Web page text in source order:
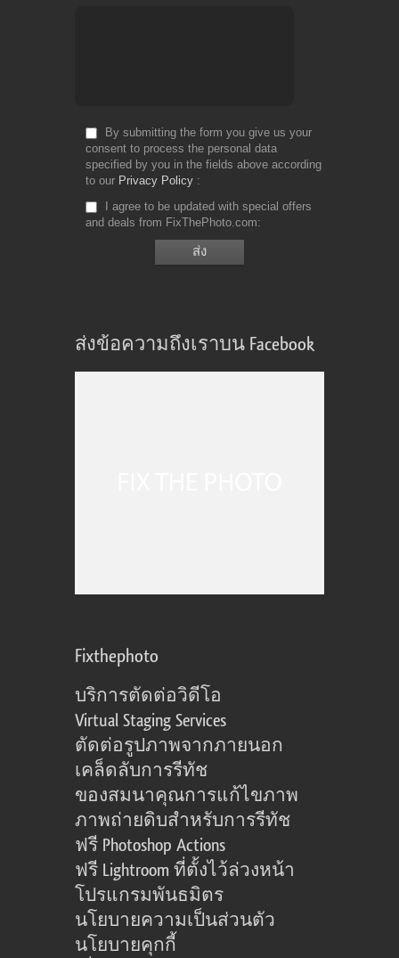
By submitting the form you give us your
consent to process the personal data
specified by you in the fields above according
to our Privacy Policy
I agree to be updated with special offers
and deals from FixThePhoto.com
ส่งข้อความถึงเราบน Facebook
Fixthephoto
บริการตัดต่อวิดีโอ
Virtual Staging Services
ตัดต่อรูปภาพจากภายนอก
เคล็ดลับการรีทัช
ของสมนาคุณการแก้ไขภาพ
ภาพถ่ายดิบสำหรับการรีทัช
ฟรี Photoshop Actions
ฟรี Lightroom ที่ตั้งไว้ล่วงหน้า
โปรแกรมพันธมิตร
นโยบายความเป็นส่วนตัว
นโยบายคุกกี้